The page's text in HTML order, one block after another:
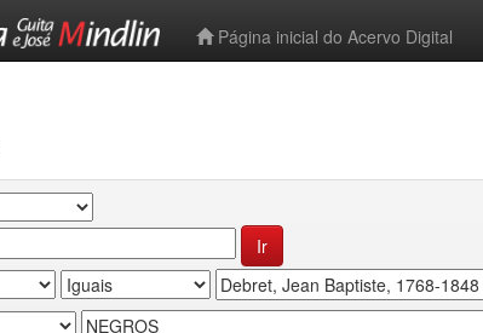
Página inicial do Acervo Digital